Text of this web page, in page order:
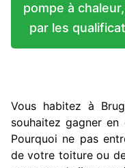
pompe à
par les
Vous habitez à
souhaitez gagner
Pourquoi ne pas
de votre toiture ou